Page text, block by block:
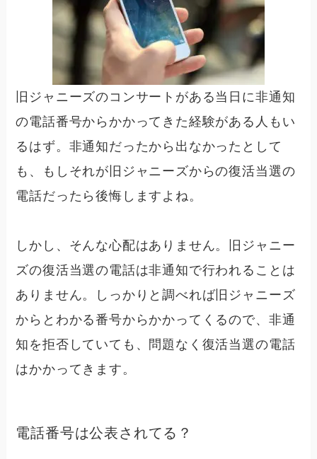
旧ジャニーズのコンサートがある当日に非通知
の電話番号からかかってきた経験がある人もい
るはず。非通知だったから出なかったとして
も、もしそれが旧ジャニーズからの復活当選の
電話だったら後悔しますよね。
しかし、そんな心配はありません。旧ジャニー
ズの復活当選の電話は非通知で行われることは
ありません。しっかりと調べれば旧ジャニーズ
からとわかる番号からかかってくるので、非通
知を拒否していても、問題なく復活当選の電話
はかかってきます。
電話番号は公表されてる？